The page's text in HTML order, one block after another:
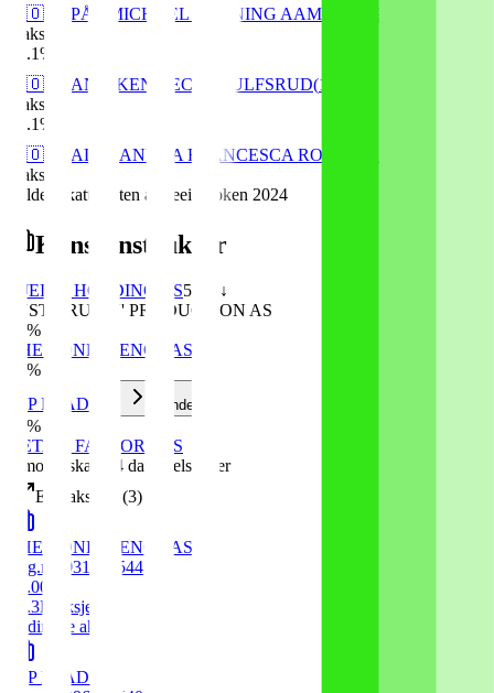
🇳🇴
PÅL MICHAEL RØNNING AAMODT 1979
aksjer
.1%
🇳🇴
ANNIKEN CECILIE ULFSRUD(1990
aksjer
.1%
🇳🇴
ALEXANDRA FRANCESCA ROOS
aksjer
Kilde: Skatteetaten aksjeeierboken 2024
Konsernstruktur
GJEINE HOLDING AS53
% ↓
JUST CRUZIN' PRODUCTION AS
%
SHE CONFERENCE AS
%
JCP PRAD AS
under
%
RETAIL FACTORY AS
morselskap 4 datterselskap
er
Eier aksjer i
(3)
SHE CONFERENCE AS
Org.nr:
931749544
51.00
15.3K
aksjer
Ordinære aksjer
JCP PRAD AS